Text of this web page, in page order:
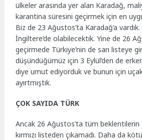
ülkeler arasında yer alan Karadağ,
karantina süresini geçirmek için en
Biz de 23 Ağustos’ta Karadağ’a
İngiltere’de olabilecektik. Yine de 26
geçirmede Türkiye’nin de sarı listeye
düşündüğümüz için 3 Eylül’den de
diye umut ediyorduk ve bunun için
ayırtmıştık.
ÇOK SAYIDA TÜRK
Ancak 26 Ağustos’ta tüm beklentilerin
kırmızı listeden çıkamadı. Daha da